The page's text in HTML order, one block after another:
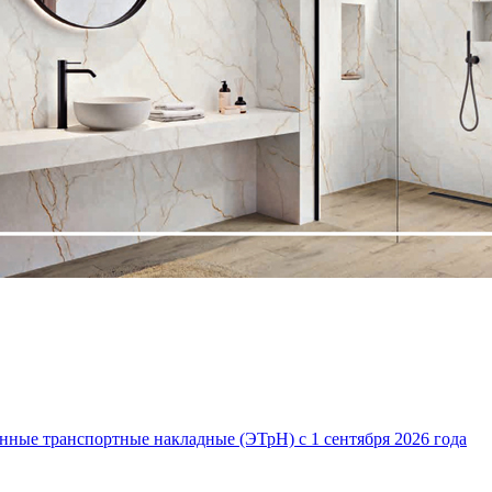
транспортные накладные (ЭТрН) с 1 сентября 2026 года